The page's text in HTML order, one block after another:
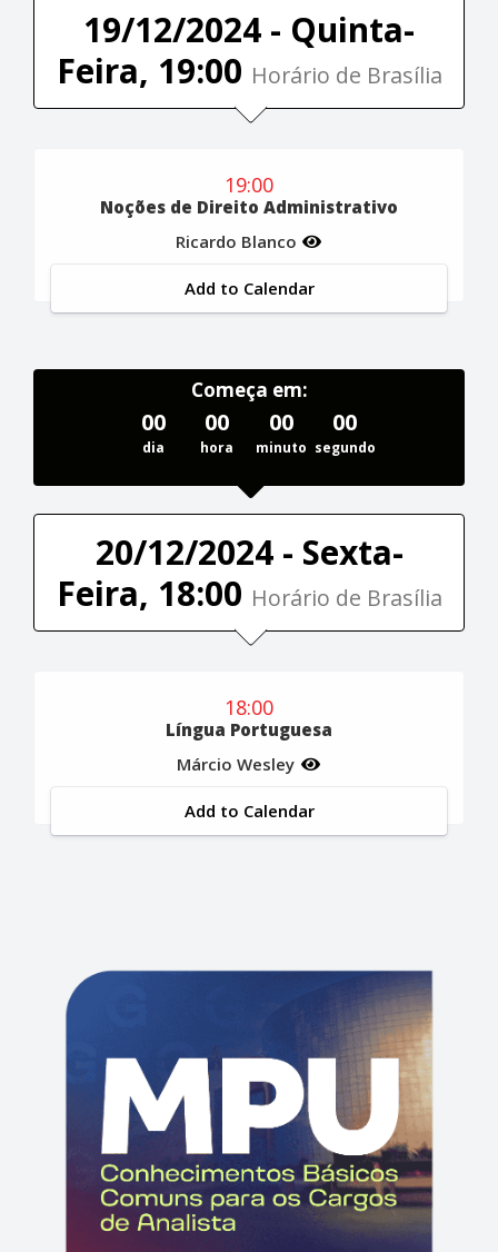
19/12/2024 - Quinta-
Feira, 19:00 Horário de Brasília
19:00
Noções de Direito Administrativo
Ricardo Blanco
Add to Calendar
Começa em:
00
dia
00
hora
00
minuto
00
segundo
20/12/2024 - Sexta-
Feira, 18:00 Horário de Brasília
18:00
Língua Portuguesa
Márcio Wesley
Add to Calendar